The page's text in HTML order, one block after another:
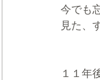
今でも
見た、
１１年